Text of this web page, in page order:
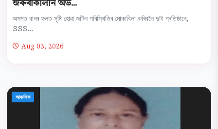
জৰুৰীকালীন অভ...
অসমত বানৰ ফলত সৃষ্টি হোৱা জটিল পৰিস্থিতিৰ মোকাবিলা কৰিবলৈ দুটা প্ৰতিষ্ঠানে,
SSS...
Aug 03, 2026
আঞ্চলিক